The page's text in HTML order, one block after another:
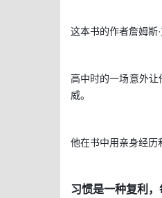
这本书的作者詹姆斯·
高中时的一场意外让
威。
他在书中用亲身经历
习惯是一种复利